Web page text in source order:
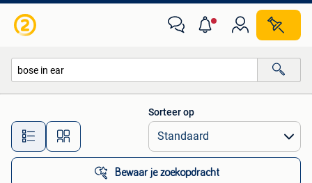
Alle afstanden…
Sorteer op
Bewaar je zoekopdracht